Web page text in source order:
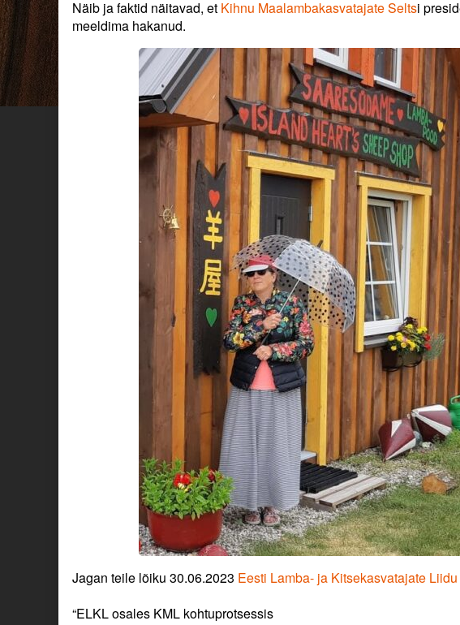
kohtu
teemadel…..
published
more
posts
by
the
author
of
Jätkame
kohtu
teemadel…..,
Näib ja faktid näitavad, et Kihnu Maalambakasvatajate Seltsi
meeldima hakanud.
Jagan teile lõiku 30.06.2023 Eesti Lamba- ja Kitsekasvatajate Liidu
“ELKL osales KML kohtuprotsessis